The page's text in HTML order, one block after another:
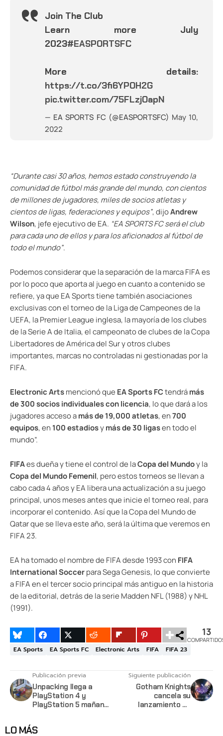
Join The Club
Learn more July
2023#EASPORTSFC
More details:
https://t.co/3fi6YPOH2G
pic.twitter.com/75FLzjOapN
— EA SPORTS FC (@EASPORTSFC) May 10,
2022
“Durante casi 30 años, hemos estado construyendo la
comunidad de fútbol más grande del mundo, con cientos
de millones de jugadores, miles de socios atletas y
cientos de ligas, federaciones y equipos”, dijoAndrew
Wilson, jefe ejecutivo de EA. “EA SPORTS FC será el club
para cada uno de ellos y para los aficionados al fútbol de
todo el mundo”.
Podemos considerar que la separación de la marca FIFA es
por lo poco que aporta al juego en cuanto a contenido se
refiere, ya que EA Sports tiene también asociaciones
exclusivas con el torneo de la Liga de Campeones de la
UEFA, la Premier League inglesa, la mayoría de los clubes
de la Serie A de Italia, el campeonato de clubes de la Copa
Libertadores de América del Sur y otros clubes
importantes, marcas no controladas ni gestionadas por la
FIFA.
Electronic Artsmencionó que EA Sports FCtendrámás
de 300 socios individuales con licencia, lo que dará a los
jugadores acceso amás de 19,000 atletas, en700
equipos, en 100 estadiosymás de 30 ligasen todo el
mundo”.
FIFAes dueña y tiene el control de laCopa del Mundoy la
Copa del Mundo Femenil, pero estos torneos se llevan a
cabo cada 4 años y EA libera una actualización a su juego
principal, unos meses antes que inicie el torneo real, para
incorporar el contenido. Así que la Copa del Mundo de
Qatar que se lleva este año, será la última que veremos en
FIFA 23.
EA ha tomado el nombre de FIFA desde 1993 con FIFA
International Soccerpara Sega Genesis, lo que convierte
a FIFA en el tercer socio principal más antiguo en la historia
de la editorial, detrás de la serie Madden NFL (1988) y NHL
(1991).
13
EA Sports EA Sports FC Electronic Arts FIFA FIFA 23
Publicación previa
Unpacking llega a
PlayStation 4 y
PlayStation 5 mañana
Siguiente publicación
Gotham Knights
cancela su
lanzamiento en
LO MÁS